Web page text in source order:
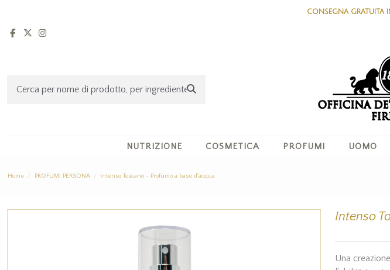
CONSEGNA GRATUITA
NUTRIZIONE COSMETICA PROFUMI UOMO
Home PROFUMI PERSONA Intenso Toscano - Profumo a base d'acqua
Intenso
Una